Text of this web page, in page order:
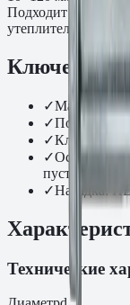
Подходит для
утеплителя по
Ключевые
✓Материал:
✓Покрытие:
✓Класс
✓Основание:
пустотелый
✓Насадка:
Технические